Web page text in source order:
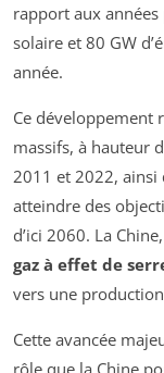
rapport aux années
solaire et 80 GW
année.
Ce développement
massifs, à hauteur
2011 et 2022,
atteindre des
d’ici 2060. La
gaz à effet de
vers une
Cette avancée
rôle que la Chine